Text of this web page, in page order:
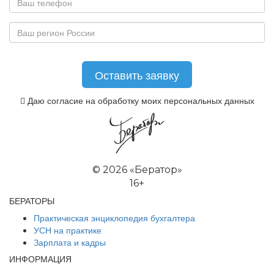
Даю согласие на обработку моих персональных данных
© 2026 «Бератор»
16+
БЕРАТОРЫ
Практическая энциклопедия бухгалтера
УСН на практике
Зарплата и кадры
ИНФОРМАЦИЯ